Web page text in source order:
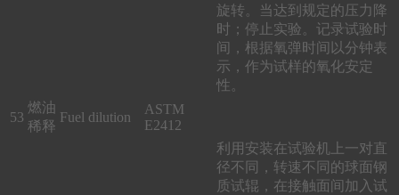
旋转。当达到规定的压力降
时；停止实验。记录试验时
间，根据氧弹时间以分钟表
示，作为试样的氧化安定
性。
53
燃油
稀释
Fuel dilution
ASTM
E2412
利用安装在试验机上一对直
径不同，转速不同的球面钢
质试辊，在接触面间加入试